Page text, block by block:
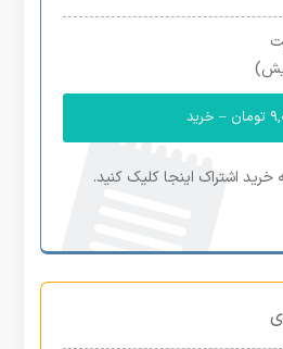
خرید
اشتراک اینجا کلیک کنید.